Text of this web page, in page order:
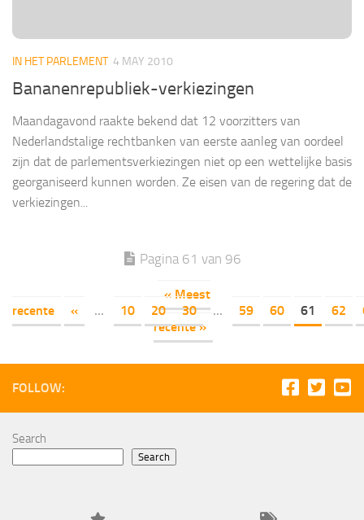
IN HET PARLEMENT 4 MAY 2010
Bananenrepubliek-verkiezingen
Maandagavond raakte bekend dat 12 voorzitters van
Nederlandstalige rechtbanken van eerste aanleg van oordeel
zijn dat de parlementsverkiezingen niet op een wettelijke basis
georganiseerd kunnen worden. Ze eisen van de regering dat de
verkiezingen...
Pagina 61 van 96
« Meest
recente
« ... 10 20 30 ... 59 60 61 62
recente »
FOLLOW:
Search
Search